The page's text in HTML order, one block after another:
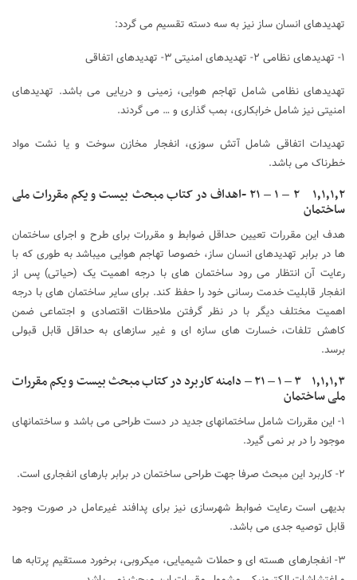
تهدیدهای انسان ساز نیز به سه دسته تقسیم می گردد:
١- تهدیدهای نظامی ۲- تهدیدهای امنیتی ٣- تهدیدهای اتفاقی
تهدیدهای نظامی شامل تهاجم هوایی، زمینی و دریایی می باشد. تهدیدهای
امنیتی نیز شامل خرابکاری، بمب گذاری و … می گردند.
تهدیدات اتفاقی شامل آتش سوزی، انفجار مخازن سوخت و یا نشت مواد
خطرناک می باشد.
۱٫۱٫۱٫۲ ۲ – ۱ – ۲۱ -اهداف در کتاب مبحث بیست و یکم مقررات ملی
ساختمان
هدف این مقررات تعیین حداقل ضوابط و مقررات برای طرح و اجرای ساختمان
ها در برابر تهدیدهای انسان ساز، خصوصا تهاجم هوایی میباشد به طوری که با
رعایت آن انتظار می رود ساختمان های با درجه اهمیت یک (حیاتی) پس از
انفجار قابلیت خدمت رسانی خود را حفظ کند. برای سایر ساختمان های با درجه
اهمیت مختلف دیگر با در نظر گرفتن ملاحظات اقتصادی و اجتماعی ضمن
کاهش تلفات، خسارت های سازه ای و غیر سازهای به حداقل قابل قبولی
برسد.
۱٫۱٫۱٫۳ ۳ – ۱ – ۲۱ – دامنه کاربرد در کتاب مبحث بیست و یکم مقررات
ملی ساختمان
۱- این مقررات شامل ساختمانهای جدید در دست طراحی می باشد و ساختمانهای
موجود را در بر نمی گیرد.
٢- کاربرد این مبحث صرفا جهت طراحی ساختمان در برابر بارهای انفجاری است.
بدیهی است رعایت ضوابط شهرسازی نیز برای پدافند غیرعامل در صورت وجود
قابل توصیه جدی می باشد.
٣- انفجارهای هسته ای و حملات شیمیایی، میکروبی، برخورد مستقیم پرتابه ها